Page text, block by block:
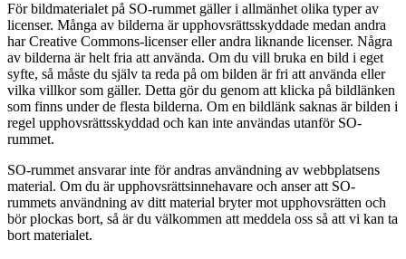
För bildmaterialet på SO-rummet gäller i allmänhet olika typer av
licenser. Många av bilderna är upphovsrättsskyddade medan andra
har Creative Commons-licenser eller andra liknande licenser. Några
av bilderna är helt fria att använda. Om du vill bruka en bild i eget
syfte, så måste du själv ta reda på om bilden är fri att använda eller
vilka villkor som gäller. Detta gör du genom att klicka på bildlänken
som finns under de flesta bilderna. Om en bildlänk saknas är bilden i
regel upphovsrättsskyddad och kan inte användas utanför SO-
rummet.
SO-rummet ansvarar inte för andras användning av webbplatsens
material. Om du är upphovsrättsinnehavare och anser att SO-
rummets användning av ditt material bryter mot upphovsrätten och
bör plockas bort, så är du välkommen att meddela oss så att vi kan ta
bort materialet.